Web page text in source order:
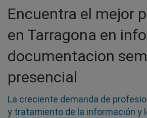
Encuentra el mejor
en Tarragona en
documentacion
presencial
La creciente demanda de
y tratamiento de la información y